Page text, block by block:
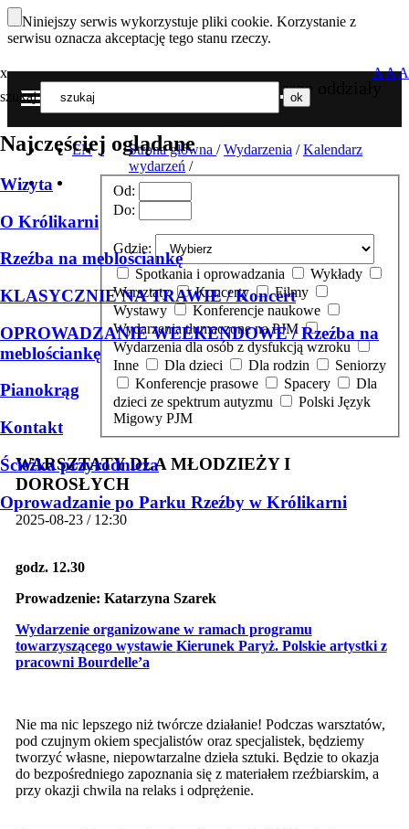
Niniejszy serwis wykorzystuje pliki cookie. Korzystanie z
serwisu oznacza akceptację tego stanu rzeczy.
Nasze oddziały
MENU
x
szukaj
Najczęściej oglądane
Wizyta
O Królikarni
Rzeźba na meblościankę
KLASYCZNIE NA TRAWIE / Koncert
OPROWADZANIE WEEKENDOWE / Rzeźba na
meblościankę
Pianokrąg
Kontakt
Ścieżka przyrodnicza
Oprowadzanie po Parku Rzeźby w Królikarni
AAA
EN Strona główna / Wydarzenia /Kalendarz
wydarzeń /
Od:
Do:
Gdzie:
Spotkania i oprowadzania
Wykłady
Warsztaty
Koncerty
Filmy
Wystawy
Konferencje naukowe
Wydarzenia tłumaczone na PJM
Wydarzenia dla osób z dysfukcją wzroku
Inne
Dla dzieci Dla rodzin
Seniorzy
Konferencje prasowe
Spacery
dzieci ze spektrum autyzmu
Migowy PJM
WARSZTATY DLA MŁODZIEŻY I
DOROSŁYCH
2025-08-23 / 12:30
godz. 12.30
Prowadzenie: Katarzyna Szarek
Wydarzenie organizowane w ramach programu
towarzyszącego wystawie Kierunek Paryż. Polskie artystki z
pracowni Bourdelle’a
Nie ma nic lepszego niż twórcze działanie! Podczas warsztatów,
pod czujnym okiem specjalistów oraz specjalistek, będziemy
tworzyć własne, niepowtarzalne dzieła sztuki. Będzie to okazja
do bezpośredniego zapoznania się z materiałem rzeźbiarskim, a
przy okazji chwila na relaks i odprężenie.